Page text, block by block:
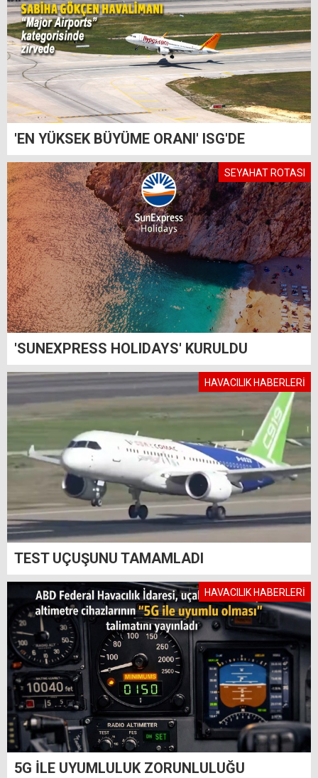
'EN YÜKSEK BÜYÜME ORANI' ISG'DE
SEYAHAT ROTASI
'SUNEXPRESS HOLIDAYS' KURULDU
HAVACILIK HABERLERİ
TEST UÇUŞUNU TAMAMLADI
HAVACILIK HABERLERİ
5G İLE UYUMLULUK ZORUNLULUĞU